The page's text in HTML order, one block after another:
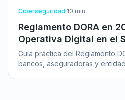
Ciberseguridad 10 min
Reglamento DORA en
Operativa Digital en el
Guía práctica del Reglamento
bancos, aseguradoras y